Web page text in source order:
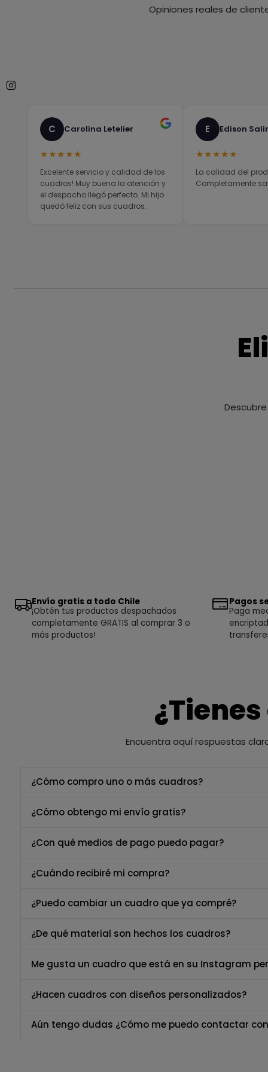
Opiniones reales de
C Carolina Letelier
★★★★★
Excelente servicio y calidad de los
cuadros! Muy buena la atención y
el despacho llegó perfecto. Mi hijo
quedó feliz con sus cuadros.
E Edison
★★★★★
La calidad del
Completamente
Envío gratis a todo Chile
¡Obtén tus productos despachados
completamente GRATIS al comprar 3 o
más productos!
Pagos
Paga
Encuentra aquí respuestas
¿Cómo compro uno o más cuadros?
¿Cómo obtengo mi envío gratis?
¿Con qué medios de pago puedo pagar?
¿Cuándo recibiré mi compra?
¿Puedo cambiar un cuadro que ya compré?
¿De qué material son hechos los cuadros?
Me gusta un cuadro que está en su Instagram
¿Hacen cuadros con diseños personalizados?
Aún tengo dudas ¿Cómo me puedo contactar